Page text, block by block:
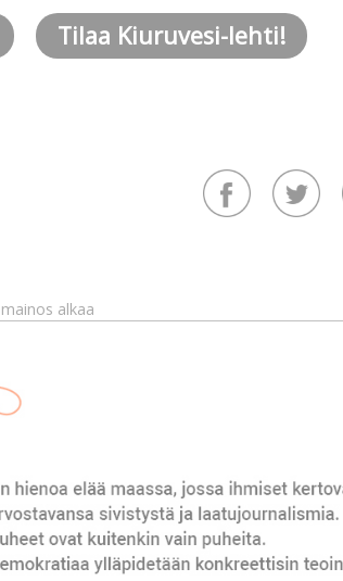
Tilaa Kiuruvesi-lehti!
mainos alkaa